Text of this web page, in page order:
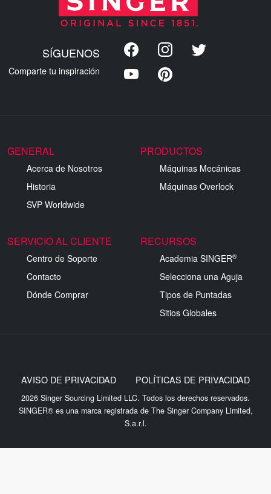
SÍGUENOS
Comparte tu inspiración
GENERAL
Acerca de Nosotros
Historia
SVP Worldwide
PRODUCTOS
Máquinas Mecánicas
Máquinas Overlock
SERVICIO AL CLIENTE
Centro de Soporte
Contacto
Dónde Comprar
RECURSOS
Academia SINGER®
Selecciona una Aguja
Tipos de Puntadas
Sitios Globales
2026 Singer Sourcing Limited LLC. Todos los derechos reservados.
SINGER® es una marca registrada de The Singer Company Limited,
S.a.r.l.
AVISO DE PRIVACIDAD POLÍTICAS DE PRIVACIDAD